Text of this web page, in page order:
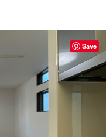
Save